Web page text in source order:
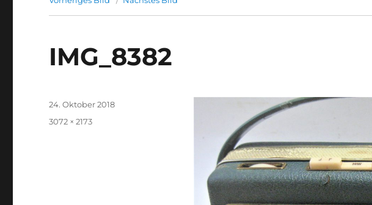
IMG_8382
Veröffentlicht
24. Oktober 2018
Volle
3072 × 2173